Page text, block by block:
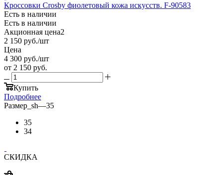
Кроссовки Crosby фиолетовый кожа искусств. F-90583
Есть в наличии
Есть в наличии
Акционная цена2
2 150 руб./шт
Цена
4 300 руб./шт
от 2 150 руб.
Купить
Подробнее
Размер_sh—35
35
34
СКИДКА